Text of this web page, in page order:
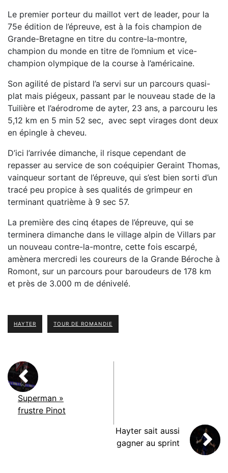
Le premier porteur du maillot vert de leader, pour la
75e édition de l’épreuve, est à la fois champion de
Grande-Bretagne en titre du contre-la-montre,
champion du monde en titre de l’omnium et vice-
champion olympique de la course à l’américaine.
Son agilité de pistard l’a servi sur un parcours quasi-
plat mais piégeux, passant par le nouveau stade de la
Tuilière et l’aérodrome de ayter, 23 ans, a parcouru les
5,12 km en 5 min 52 sec, avec sept virages dont deux
en épingle à cheveu.
D’ici l’arrivée dimanche, il risque cependant de
repasser au service de son coéquipier Geraint Thomas,
vainqueur sortant de l’épreuve, qui s’est bien sorti d’un
tracé peu propice à ses qualités de grimpeur en
terminant quatrième à 9 sec 57.
La première des cinq étapes de l’épreuve, qui se
terminera dimanche dans le village alpin de Villars par
un nouveau contre-la-montre, cette fois escarpé,
amènera mercredi les coureurs de la Grande Béroche à
Romont, sur un parcours pour baroudeurs de 178 km
et près de 3.000 m de dénivelé.
HAYTER TOUR DE ROMANDIE
Superman »
frustre Pinot
Hayter sait aussi
gagner au sprint